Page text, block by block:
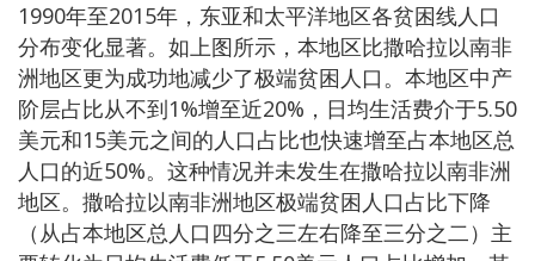
1990年至2015年，东亚和太平洋地区各贫困线人口
分布变化显著。如上图所示，本地区比撒哈拉以南非
洲地区更为成功地减少了极端贫困人口。本地区中产
阶层占比从不到1%增至近20%，日均生活费介于5.50
美元和15美元之间的人口占比也快速增至占本地区总
人口的近50%。这种情况并未发生在撒哈拉以南非洲
地区。撒哈拉以南非洲地区极端贫困人口占比下降
（从占本地区总人口四分之三左右降至三分之二）主